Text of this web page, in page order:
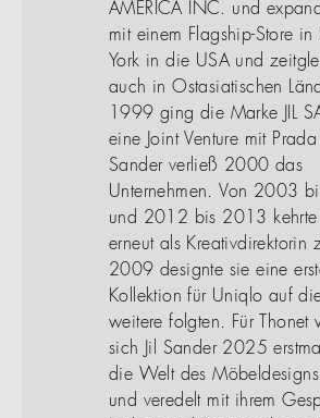
AMERICA INC. und
mit einem Flagship-Store
York in die USA und
auch in Ostasiatischen
1999 ging die Marke JIL
eine Joint Venture mit
Sander verließ 2000 das
Unternehmen. Von 2003
und 2012 bis 2013 kehrte
erneut als Kreativdirektorin
2009 designte sie eine
Kollektion für Uniqlo auf
weitere folgten. Für Thonet
sich Jil Sander 2025
die Welt des
und veredelt mit ihrem